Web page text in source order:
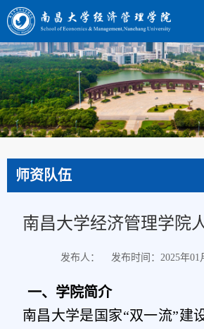
师资队伍
南昌大学经济管理学院
发布人： 发布时间：2025年01
一、学院简介
南昌大学是国家“双一流”建